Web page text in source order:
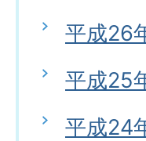
平成26
平成25
平成24